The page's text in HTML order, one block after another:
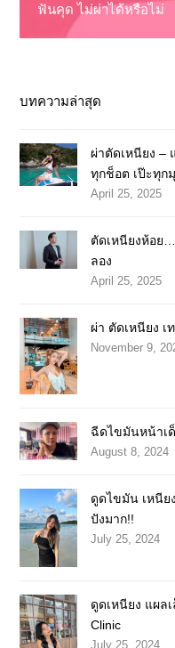
ฟันคุด ไม่ผ่าได้หรือไม่
บทความล่าสุด
ผ่าตัดเหนียง –
ทุกช็อต เป๊ะทุก
April 25, 2025
ตัดเหนียงห้อย
ลอง
April 25, 2025
ผ่า ตัดเหนียง เ
November 9,
ฉีดไขมันหน้าเ
August 8, 2024
ดูดไขมัน เหนีย
ปังมาก!!
July 25, 2024
ดูดเหนียง แผล
Clinic
July 25, 2024